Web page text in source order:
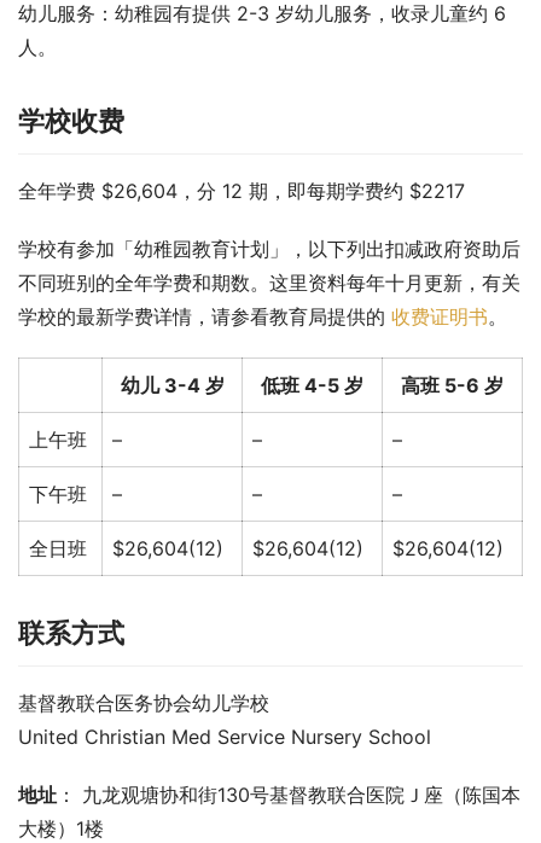
幼儿服务：幼稚园有提供 2-3 岁幼儿服务，收录儿童约 6
人。
学校收费
全年学费 $26,604，分 12 期，即每期学费约 $2217
学校有参加「幼稚园教育计划」，以下列出扣减政府资助后
不同班别的全年学费和期数。这里资料每年十月更新，有关
学校的最新学费详情，请参看教育局提供的 收费证明书。
幼儿 3-4 岁 低班 4-5 岁 高班 5-6 岁
上午班 – – –
下午班 – – –
全日班 $26,604(12) $26,604(12) $26,604(12)
联系方式
基督教联合医务协会幼儿学校
United Christian Med Service Nursery School
地址 ： 九龙观塘协和街130号基督教联合医院Ｊ座（陈国本
大楼）1楼